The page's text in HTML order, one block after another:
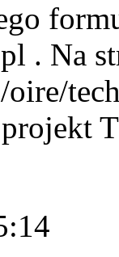
. Na